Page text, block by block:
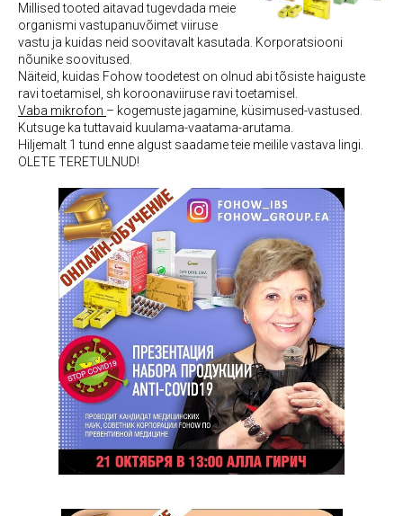
Millised tooted aitavad tugevdada meie
organismi vastupanuvõimet viiruse
vastu ja kuidas neid soovitavalt kasutada. Korporatsiooni
nõunike soovitused.
Näiteid, kuidas Fohow toodetest on olnud abi tõsiste haiguste
ravi toetamisel, sh koroonaviiruse ravi toetamisel.
Vaba mikrofon – kogemuste jagamine, küsimused-vastused.
Kutsuge ka tuttavaid kuulama-vaatama-arutama.
Hiljemalt 1 tund enne algust saadame teie meilile vastava lingi.
OLETE TERETULNUD!